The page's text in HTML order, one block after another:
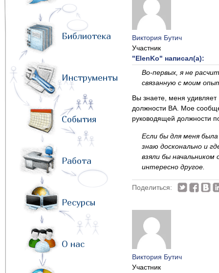
Библиотека
Инструменты
События
Работа
Ресурсы
О нас
Виктория Бутич
Участник
"ElenKo" написал(а):
Во-первых, я не
связанную с моим
Вы знаете, меня
должности BA. Мое
руководящей должности
Если бы для меня
знаю досконально и
взяли бы
интересно другое.
Поделиться:
Виктория Бутич
Участник